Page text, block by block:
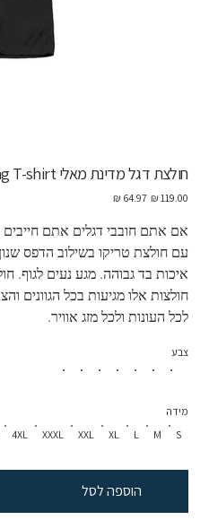
חולצת דגל מדינת מאלי Mali State Flag T-shirt
מחיר
מחיר
‏64.97 ‏₪
אם אתם חובבי דגלים אתם
חולצות אלו מגיעות בכל הגוונים
לכל העונות ולכל מזג אוויר.
צבע
S
M
L
XL
XXL
XXXL
4XL
מידה
הוספה לסל